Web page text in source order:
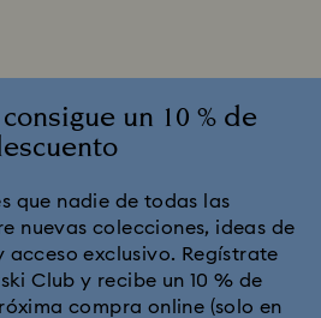
un 10 % de
que nadie de todas las
nuevas colecciones, ideas de
acceso exclusivo. Regístrate
Club y recibe un 10 % de
compra online (solo en